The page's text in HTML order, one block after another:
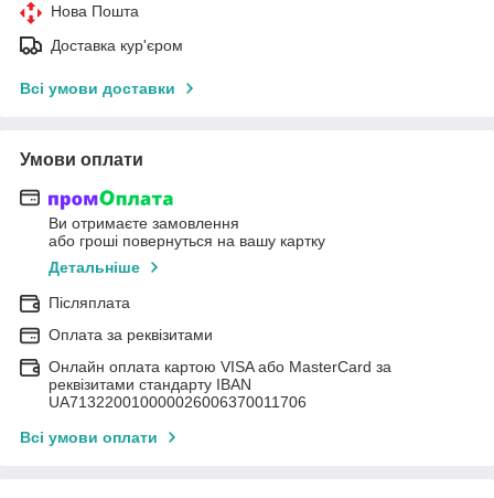
Нова Пошта
Доставка кур'єром
Всі умови доставки
Умови оплати
Ви отримаєте замовлення
або гроші повернуться на вашу картку
Детальніше
Післяплата
Оплата за реквізитами
Онлайн оплата картою VISA або MasterCard за
реквізитами стандарту IBAN
UA713220010000026006370011706
Всі умови оплати